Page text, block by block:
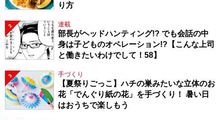
り方
2 連載
部長がヘッドハンティング!? でも会話の中
身は子どものオペレーション!?【こんな上司
と働きたいわけでして！58】
3 手づくり
【夏祭りごっこ】ハチの巣みたいな立体のお
花「でんぐり紙の花」を手づくり！ 暑い日
はおうちで楽しもう